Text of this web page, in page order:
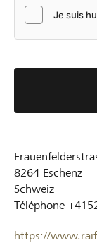
8264 Eschenz
Schweiz
Téléphone
https://